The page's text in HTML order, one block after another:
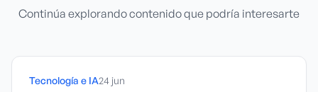
Continúa explorando contenido que podría interesarte
Tecnología e IA24 jun